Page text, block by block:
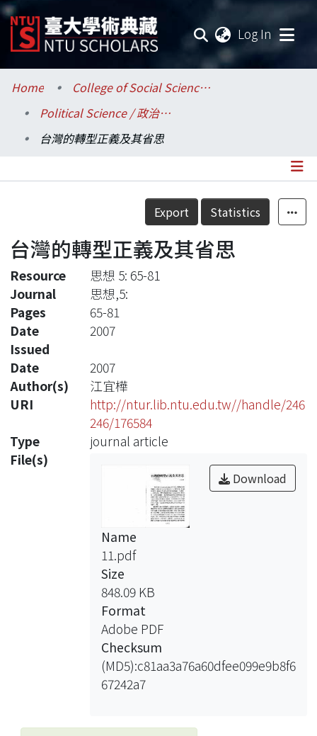
Log In
Communities & Collections
Research Outputs
Statistics
Home
College of Social Sciences / 社會科學院
Political Science / 政治學系
台灣的轉型正義及其省思
Details
Export Statistics
台灣的轉型正義及其省思
Resource
思想 5: 65-81
Journal
思想,5:
Pages
65-81
Date
Issued
2007
Date
2007
Author(s)
江宜樺
URI
http://ntur.lib.ntu.edu.tw//handle/246
246/176584
Type
journal article
File(s)
Download
Name
11.pdf
Size
848.09 KB
Format
Adobe PDF
Checksum
(MD5):c81aa3a76a60dfee099e9b8f6
67242a7